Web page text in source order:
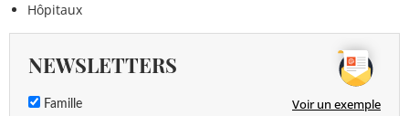
Hôpitaux
NEWSLETTERS
Famille Voir un exemple